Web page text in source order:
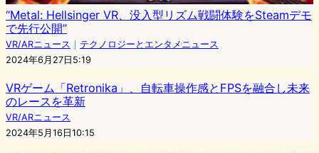
“Metal: Hellsinger VR、没入型リズム戦闘体験をSteamデモ
で先行公開”
VR/ARニュース ｜ テクノロジーとエンタメニュース
2024年6月27日5:19
VRゲーム「Retronika」、自転車操作感とFPSを融合し未来
のレースを革新
VR/ARニュース
2024年5月16日10:15